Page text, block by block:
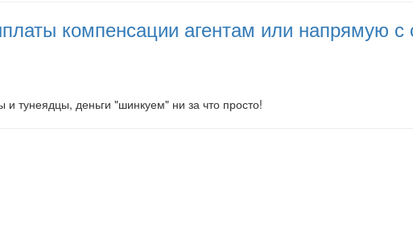
компенсации агентам или напрямую с
тунеядцы, деньги "шинкуем" ни за что просто!